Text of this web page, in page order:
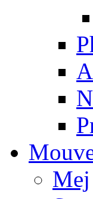
Mej